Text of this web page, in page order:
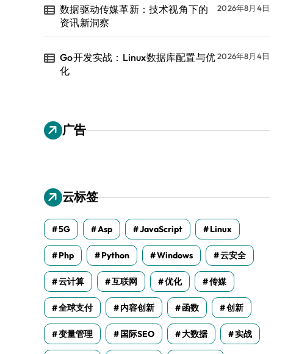
数据驱动传媒革新：技术视角下的
资讯新洞察
2026年8月4日
Go开发实战：Linux数据库配置与优
化
2026年8月4日
广告
云标签
5G Asp JavaScript Linux
Php Python Windows 云安全
云计算 互联网 优化 传媒
全球支付 内容创新 函数 创新
变量管理 国际SEO 大数据 实战